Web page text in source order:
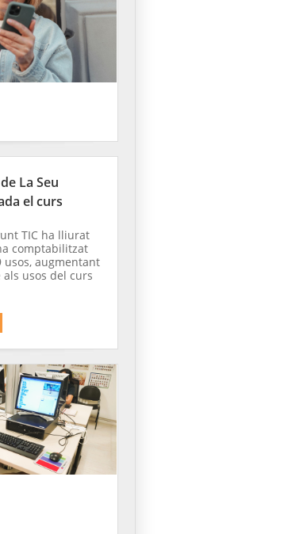
La Seu
el curs
TIC ha lliurat
comptabilitzat
usos, augmentant
usos del curs